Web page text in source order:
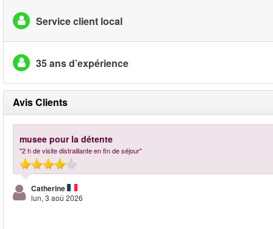
Service client local
35 ans d’expérience
Avis Clients
musee pour la détente
"2 h de visite distraillante en fin de séjour"
Catherine
lun, 3 aoû 2026